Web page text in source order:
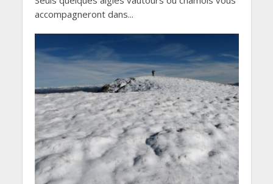
accompagneront dans...